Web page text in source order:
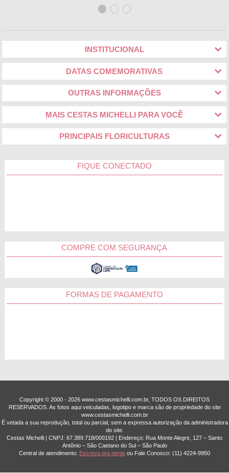
querida? Só na floricultura online da Cestas Michelli você
encontra combinações de cestas com buquês de flores, kits
Navegou por toda a nossa loja online, mas está com
dificuldade de encontrar a lembrança perfeita para a pessoa
amada? Não precisa se preocupar. Na Cestas Michelli você
conta com a exclusiva seção monte o seu presente. Nela
você poderá combinar os mais diferentes para criar o
presente ideal para a pessoa homenageada.
Cestas de Café da Manhã em Araçatuba
As cestas de café da manhã em Araçatuba são perfeitas para
você preparar uma surpresa especial querida logo nas
Michelli que mais combina com o paladar dela para garantir
uma refeição carregada de sabor, amor e carinho. É uma boa
Outras Cidades
INSTITUCIONAL
DATAS COMEMORATIVAS
OUTRAS INFORMAÇÕES
MAIS CESTAS MICHELLI PARA VOCÊ
PRINCIPAIS FLORICULTURAS
FIQUE CONECTADO
COMPRE COM SEGURANÇA
FORMAS DE PAGAMENTO
Copyright © 2000 - ­2026 www.cestasmichelli.com.br, TODOS OS DIREITOS
RESERVADOS. As fotos aqui veiculadas, logotipo e marca são de propriedade do site
www.cestasmichelli.com.br
É vetada a sua reprodução, total ou parcial, sem a expressa autorização da administradora
do site.
Cestas Michelli | CNPJ: 67.389.718/0001­92 | Endereço: Rua Monte Alegre, 127 – Santo
Antônio – São Caetano do Sul – São Paulo
Central de atendimento: Escreva pra gente ou Fale Conosco: (11) 4224-9950